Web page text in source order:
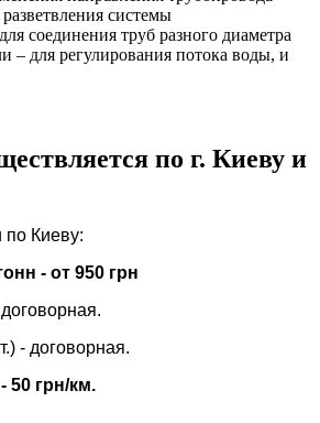
системы
соединения труб разного диаметра
– для регулирования потока воды, и
по г. Киеву и
по Киеву:
- от 950 грн
договорная.
- договорная.
50 грн/км.